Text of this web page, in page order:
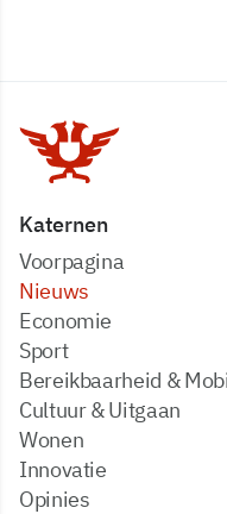
Katernen
Voorpagina
Nieuws
Economie
Sport
Bereikbaarheid &
Cultuur & Uitgaan
Wonen
Innovatie
Opinies